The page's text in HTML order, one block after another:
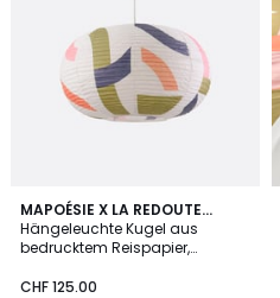
MAPOÉSIE X LA REDOUTE
INTÉRIEURS
Hängeleuchte Kugel aus
bedrucktem Reispapier,
CHF 125.00